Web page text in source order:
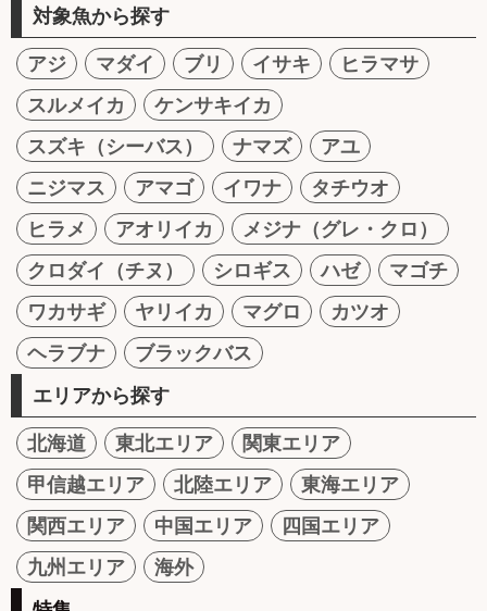
対象魚から探す
アジ マダイ ブリ イサキ
ヒラマサ
スルメイカ
ケンサキイカ
スズキ（シーバス）
ナマズ
アユ
ニジマス
アマゴ イワナ
タチウオ
ヒラメ
アオリイカ
メジナ（グレ・クロ）
クロダイ（チヌ）
シロギス ハゼ
マゴチ
ワカサギ
ヤリイカ マグロ
カツオ
ヘラブナ
ブラックバス
エリアから探す
北海道 東北エリア
関東エリア
甲信越エリア
北陸エリア
東海エリア
関西エリア
中国エリア
四国エリア
九州エリア
海外